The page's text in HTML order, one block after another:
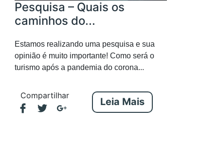
Pesquisa – Quais os
caminhos do...
Estamos realizando uma pesquisa e sua
opinião é muito importante! Como será o
turismo após a pandemia do corona...
Compartilhar
Leia Mais